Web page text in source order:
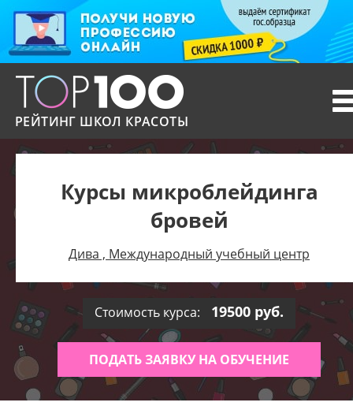
РЕЙТИНГ ШКОЛ КРАСОТЫ
Курсы микроблейдинга
бровей
Дива , Международный учебный центр
Стоимость курса: 19500 руб.
ПОДАТЬ ЗАЯВКУ НА ОБУЧЕНИЕ